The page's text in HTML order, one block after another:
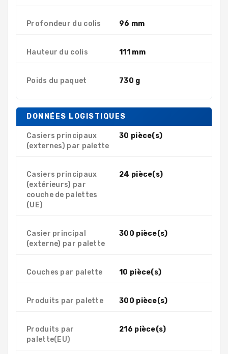
Profondeur du colis 96 mm
Hauteur du colis 111 mm
Poids du paquet 730 g
DONNÉES LOGISTIQUES
Casiers principaux
(externes) par palette
30 pièce(s)
Casiers principaux
(extérieurs) par
couche de palettes
(UE)
24 pièce(s)
Casier principal
(externe) par palette
300 pièce(s)
Couches par palette 10 pièce(s)
Produits par palette 300 pièce(s)
Produits par
palette(EU)
216 pièce(s)